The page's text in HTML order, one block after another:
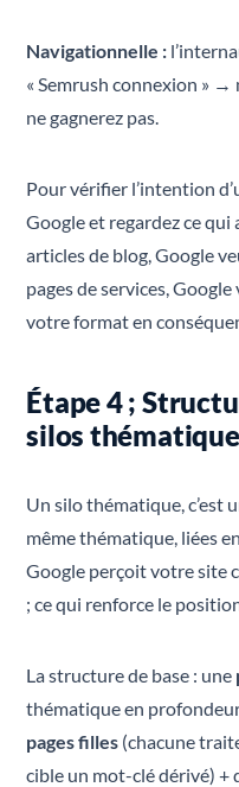
Navigationnelle :
« Semrush connexion » →
ne gagnerez pas.
Pour vérifier l’intention
Google et regardez ce qui
articles de blog, Google
pages de services,
votre format en
Étape 4 ;
silos
Un silo thématique, c’est
même thématique, liées
Google perçoit votre site
; ce qui renforce le
La structure de base : une
thématique en
pages filles (chacune
cible un mot-clé dérivé) +